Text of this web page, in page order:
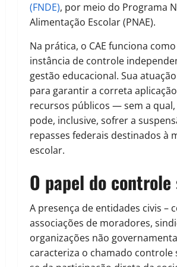
(FNDE), por meio do Programa
Alimentação Escolar (PNAE).
Na prática, o CAE funciona
instância de controle
gestão educacional. Sua
para garantir a correta
recursos públicos — sem a
pode, inclusive, sofrer a
repasses federais destinados à
escolar.
O papel do
A presença de entidades civis –
associações de moradores,
organizações não
caracteriza o chamado controle